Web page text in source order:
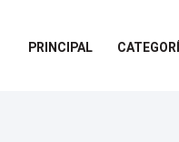
PRINCIPAL